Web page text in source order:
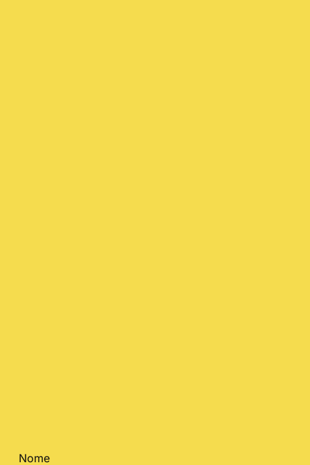
Nome